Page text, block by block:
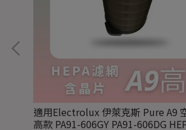
適用Electrolux 伊萊克斯 Pure A9
高款 PA91-606GY PA91-606DG